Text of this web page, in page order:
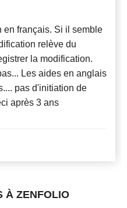
en français. Si il semble
relève du
la modification.
Les aides en anglais
pas d'initiation de
après 3 ans
À ZENFOLIO